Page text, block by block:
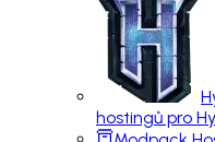
hostingů pro